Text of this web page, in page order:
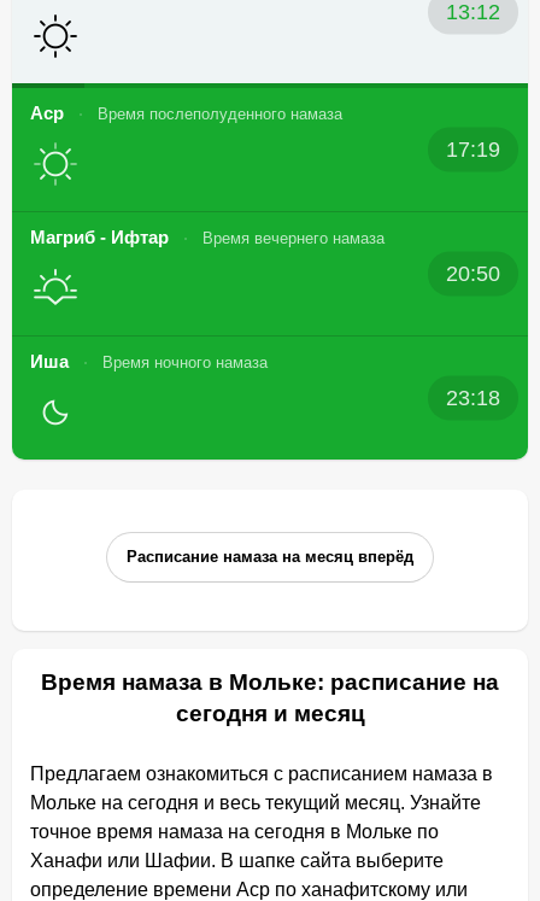
13:12
Аср Время послеполуденного намаза
17:19
Магриб - Ифтар Время вечернего намаза
20:50
Иша Время ночного намаза
23:18
Расписание намаза на месяц вперёд
Время намаза в Мольке: расписание на
сегодня и месяц
Предлагаем ознакомиться с расписанием намаза в
Мольке на сегодня и весь текущий месяц. Узнайте
точное время намаза на сегодня в Мольке по
Ханафи или Шафии. В шапке сайта выберите
определение времени Аср по ханафитскому или